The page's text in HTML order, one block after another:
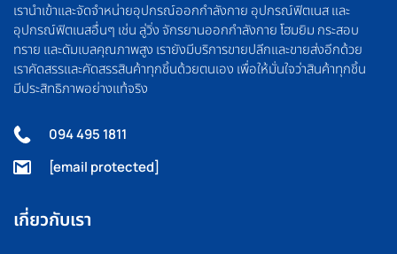
เรานำเข้าและจัดจำหน่ายอุปกรณ์ออกกำลังกาย อุปกรณ์ฟิตเนส และ
อุปกรณ์ฟิตเนสอื่นๆ เช่น ลู่วิ่ง จักรยานออกกำลังกาย โฮมยิม กระสอบ
ทราย และดัมเบลคุณภาพสูง เรายังมีบริการขายปลีกและขายส่งอีกด้วย
เราคัดสรรและคัดสรรสินค้าทุกชิ้นด้วยตนเอง เพื่อให้มั่นใจว่าสินค้าทุกชิ้น
มีประสิทธิภาพอย่างแท้จริง
094 495 1811
[email protected]
เกี่ยวกับเรา